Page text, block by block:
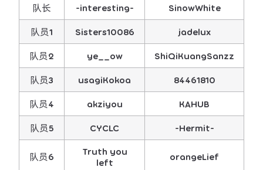
队长 -interesting- SinowWhite
队员1 Sisters10086 jadelux
队员2 ye__ow ShiQiKuangSanzz
队员3 usagiKokoa 84461810
队员4 akziyou KAHUB
队员5 CYCLC -Hermit-
队员6
Truth you
left
orangeLief